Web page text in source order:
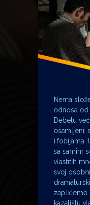
Nema
odnosa od
Debelu
osamljeni;
i fobijama.
sa samim
vlastitih
svoj
zaplićemo
kazalištu
Ivana Radačić
Jack Twist
Jedan čovjek i
Klepetan
Lada Čale
Lara Antipovna
Planina
pornografija
Srđan Sandić
Umberto Eco